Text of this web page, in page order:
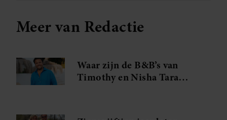
Meer van Redactie
Waar zijn de B&B’s van
Timothy en Nisha Tara